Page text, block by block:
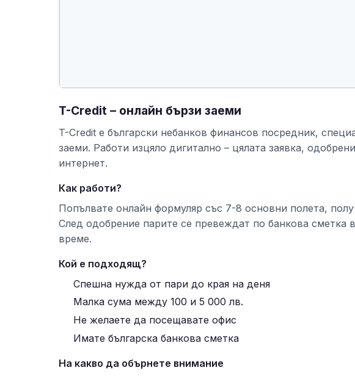
T-Credit – онлайн бързи заеми
T-Credit е български небанков финансов посредник,
заеми. Работи изцяло дигитално – цялата заявка,
интернет.
Как работи?
Попълвате онлайн формуляр със 7-8 основни полета,
След одобрение парите се превеждат по банкова сметка
време.
Кой е подходящ?
Спешна нужда от пари до края на деня
Малка сума между 100 и 5 000 лв.
Не желаете да посещавате офис
Имате българска банкова сметка
На какво да обърнете внимание